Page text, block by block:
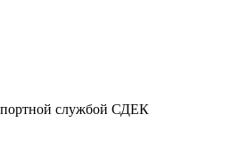
службой СДЕК